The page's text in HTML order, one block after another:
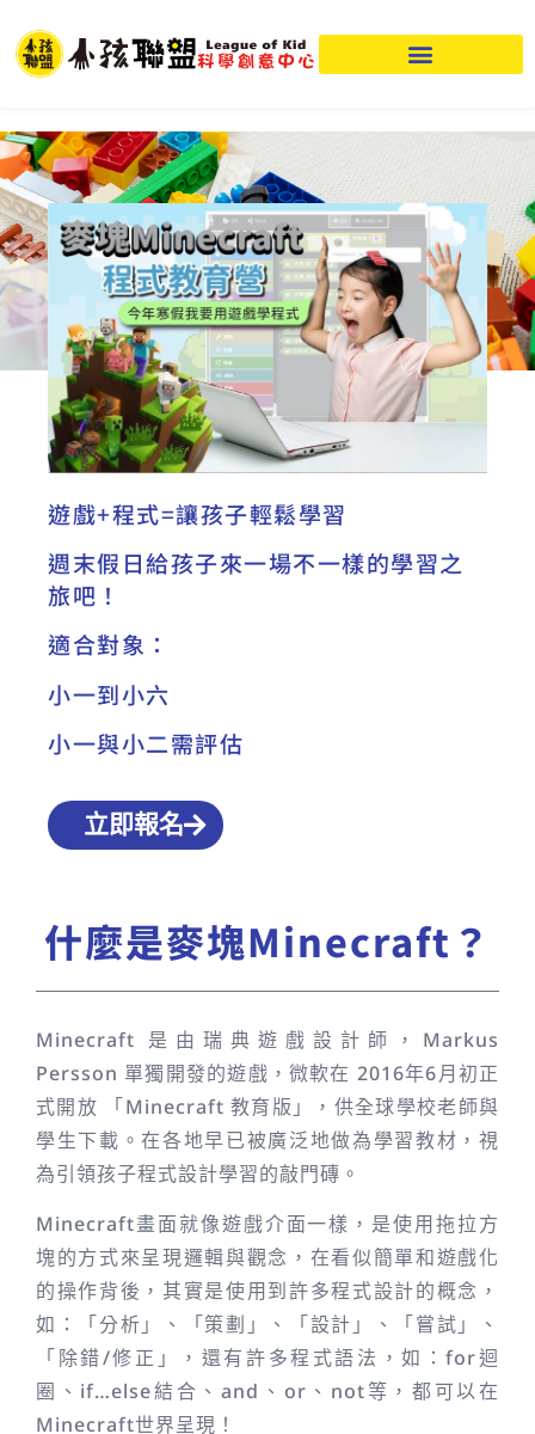
遊戲+程式=讓孩子輕鬆學習
週末假日給孩子來一場不一樣的學習之
旅吧！
適合對象：
小一到小六
小一與小二需評估
立即報名
什麼是麥塊Minecraft？
Minecraft 是由瑞典遊戲設計師，Markus
Persson 單獨開發的遊戲，微軟在 2016年6月初正
式開放 「Minecraft 教育版」，供全球學校老師與
學生下載。在各地早已被廣泛地做為學習教材，視
為引領孩子程式設計學習的敲門磚。
Minecraft畫面就像遊戲介面一樣，是使用拖拉方
塊的方式來呈現邏輯與觀念，在看似簡單和遊戲化
的操作背後，其實是使用到許多程式設計的概念，
如：「分析」、「策劃」、「設計」、「嘗試」、
「除錯/修正」，還有許多程式語法，如：for迴
圈、if…else結合、and、or、not等，都可以在
Minecraft世界呈現！